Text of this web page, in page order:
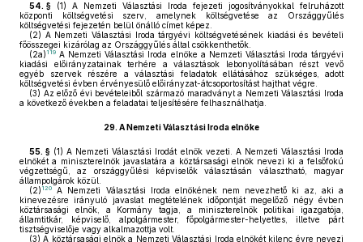
54. § (1) A Nemzeti Választási Iroda fejezeti jogosítványokkal felruházott
központi költségvetési szerv, amelynek költségvetése az Országgyűlés
költségvetési fejezetén belül önálló címet képez.
(2) A Nemzeti Választási Iroda tárgyévi költségvetésének kiadási és bevételi
főösszegei kizárólag az Országgyűlés által csökkenthetők.
(2a) 119 A Nemzeti Választási Iroda elnöke a Nemzeti Választási Iroda tárgyévi
kiadási előirányzatainak terhére a választások lebonyolításában részt vevő
egyéb szervek részére a választási feladatok ellátásához szükséges, adott
költségvetési évben érvényesülő előirányzat-átcsoportosítást hajthat végre.
(3) Az előző évi bevételeiből származó maradványt a Nemzeti Választási Iroda
a következő években a feladatai teljesítésére felhasználhatja.
29. A Nemzeti Választási Iroda elnöke
55. § (1) A Nemzeti Választási Irodát elnök vezeti. A Nemzeti Választási Iroda
elnökét a miniszterelnök javaslatára a köztársasági elnök nevezi ki a felsőfokú
végzettségű, az országgyűlési képviselők választásán választható, magyar
állampolgárok közül.
(2) 120
A Nemzeti Választási Iroda elnökének nem nevezhető ki az, aki a
kinevezésre irányuló javaslat megtételének időpontját megelőző négy évben
köztársasági elnök, a Kormány tagja, a miniszterelnök politikai igazgatója,
államtitkár, képviselő, alpolgármester, főpolgármester-helyettes, illetve párt
tisztségviselője vagy alkalmazottja volt.
(3) A köztársasági elnök a Nemzeti Választási Iroda elnökét kilenc évre nevezi